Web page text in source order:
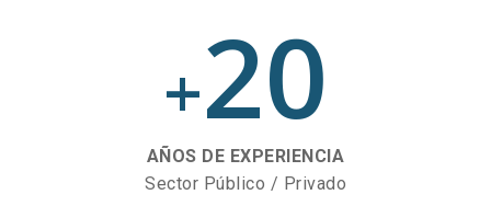
+20
AÑOS DE EXPERIENCIA
Sector Público / Privado